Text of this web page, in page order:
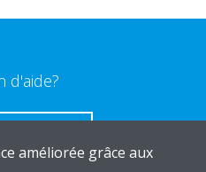
d'aide?
améliorée grâce aux